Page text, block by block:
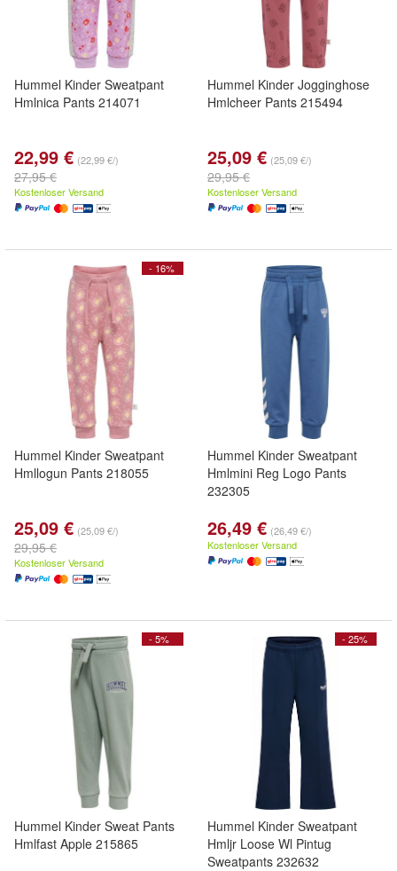
Hummel Kinder Sweatpant
Hmlnica Pants 214071
22,99 € (22,99 €/)
27,95 €
Kostenloser Versand
Hummel Kinder Jogginghose
Hmlcheer Pants 215494
25,09 € (25,09 €/)
29,95 €
Kostenloser Versand
- 16%
Hummel Kinder Sweatpant
Hmllogun Pants 218055
25,09 € (25,09 €/)
29,95 €
Kostenloser Versand
Hummel Kinder Sweatpant
Hmlmini Reg Logo Pants
232305
26,49 € (26,49 €/)
Kostenloser Versand
- 5%
Hummel Kinder Sweat Pants
Hmlfast Apple 215865
- 25%
Hummel Kinder Sweatpant
Hmljr Loose Wl Pintug
Sweatpants 232632